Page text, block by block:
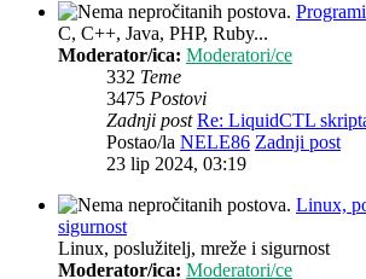
C, C++, Java, PHP, Ruby...
Moderator/ica: Moderatori/ce
332 Teme
3475 Postovi
Zadnji post Re: LiquidCTL
Postao/la NELE86 Zadnji post
23 lip 2024, 03:19
Linux,
sigurnost
Linux, poslužitelj, mreže i sigurnost
Moderator/ica: Moderatori/ce